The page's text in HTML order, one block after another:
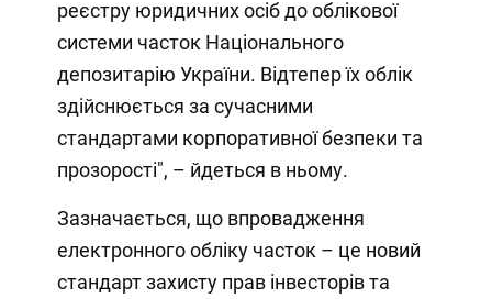
реєстру юридичних осіб до облікової
системи часток Національного
депозитарію України. Відтепер їх облік
здійснюється за сучасними
стандартами корпоративної безпеки та
прозорості", – йдеться в ньому.
Зазначається, що впровадження
електронного обліку часток – це новий
стандарт захисту прав інвесторів та